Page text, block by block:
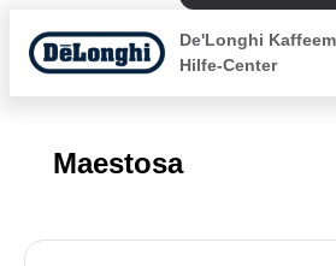
De'Longhi
Hilfe-Center
Maestosa